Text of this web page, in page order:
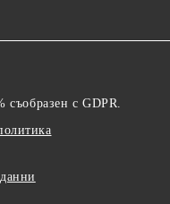
с GDPR.